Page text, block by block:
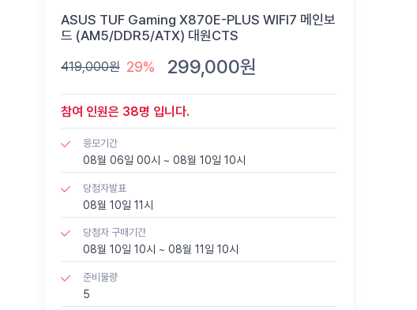
ASUS TUF Gaming X870E-PLUS WIFI7 메인보
드 (AM5/DDR5/ATX) 대원CTS
419,000원 29% 299,000원
참여 인원은 38명 입니다.
응모기간
08월 06일 00시 ~ 08월 10일 10시
당첨자발표
08월 10일 11시
당첨자 구매기간
08월 10일 10시 ~ 08월 11일 10시
준비물량
5